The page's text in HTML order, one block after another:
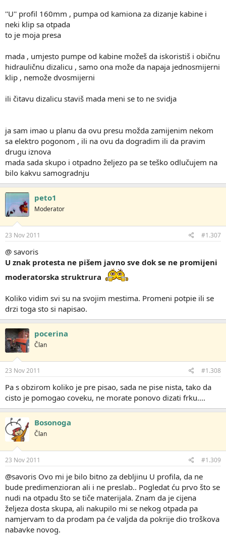
''U'' profil 160mm , pumpa od kamiona za dizanje kabine i
neki klip sa otpada
to je moja presa
mada , umjesto pumpe od kabine možeš da iskoristiš i običnu
hidrauličnu dizalicu , samo ona može da napaja jednosmijerni
klip , nemože dvosmijerni
ili čitavu dizalicu staviš mada meni se to ne svidja
ja sam imao u planu da ovu presu možda zamijenim nekom
sa elektro pogonom , ili na ovu da dogradim ili da pravim
drugu iznova
mada sada skupo i otpadno željezo pa se teško odlučujem na
bilo kakvu samogradnju
peto1
Moderator
23 Nov 2011 #1.307
@ savoris
U znak protesta ne pišem javno sve dok se ne promijeni
moderatorska struktrura
Koliko vidim svi su na svojim mestima. Promeni potpie ili se
drzi toga sto si napisao.
pocerina
Član
23 Nov 2011 #1.308
Pa s obzirom koliko je pre pisao, sada ne pise nista, tako da
cisto je pomogao coveku, ne morate ponovo dizati frku....
Bosonoga
Član
23 Nov 2011 #1.309
@savoris Ovo mi je bilo bitno za debljinu U profila, da ne
bude predimenzioran ali i ne preslab.. Pogledat ću prvo što se
nudi na otpadu što se tiče materijala. Znam da je cijena
željeza dosta skupa, ali nakupilo mi se nekog otpada pa
namjervam to da prodam pa će valjda da pokrije dio troškova
nabavke novog.